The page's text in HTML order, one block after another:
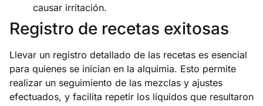
causar irritación.
Registro de recetas exitosas
Llevar un registro detallado de las recetas es esencial
para quienes se inician en la alquimia. Esto permite
realizar un seguimiento de las mezclas y ajustes
efectuados, y facilita repetir los líquidos que resultaron